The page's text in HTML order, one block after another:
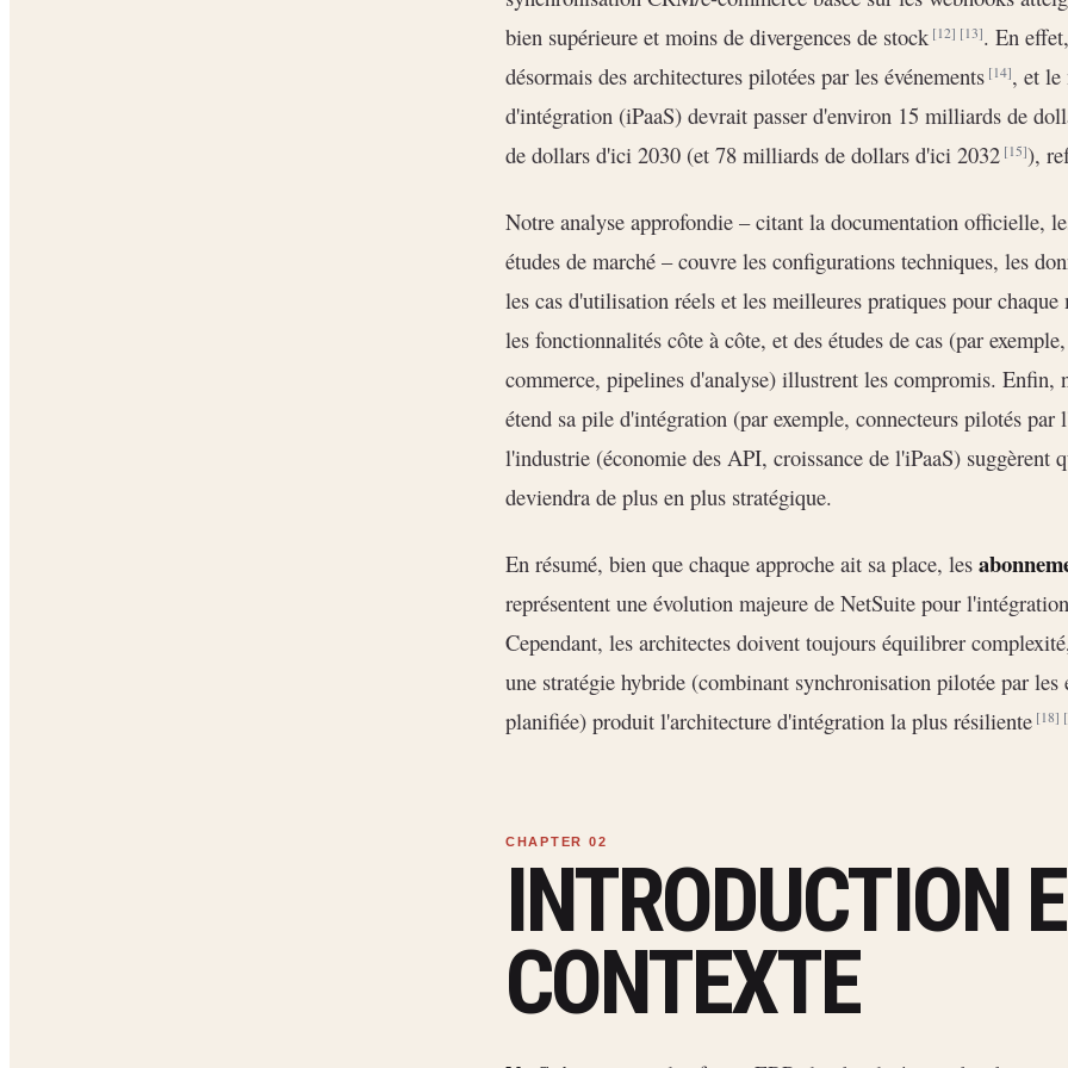
bien supérieure et moins de divergences de stock[12] [13]. En
désormais des architectures pilotées par les événements[14], et le
d'intégration (iPaaS) devrait passer d'environ 15 milliards de
de dollars d'ici 2030 (et 78 milliards de dollars d'ici 2032[15]),
Notre analyse approfondie – citant la documentation officielle,
études de marché – couvre les configurations techniques, les
les cas d'utilisation réels et les meilleures pratiques pour
les fonctionnalités côte à côte, et des études de cas (par
commerce, pipelines d'analyse) illustrent les compromis. Enfin,
étend sa pile d'intégration (par exemple, connecteurs pilotés
l'industrie (économie des API, croissance de l'iPaaS) suggèrent
deviendra de plus en plus stratégique.
En résumé, bien que chaque approche ait sa place, les
représentent une évolution majeure de NetSuite pour
Cependant, les architectes doivent toujours équilibrer
une stratégie hybride (combinant synchronisation pilotée par les
planifiée) produit l'architecture d'intégration la plus résiliente[18]
INTRODUCTION
CONTEXTE